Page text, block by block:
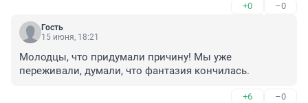
+0 –0
Гость
15 июня, 18:21
Молодцы, что придумали причину! Мы уже
переживали, думали, что фантазия кончилась.
+6 –0